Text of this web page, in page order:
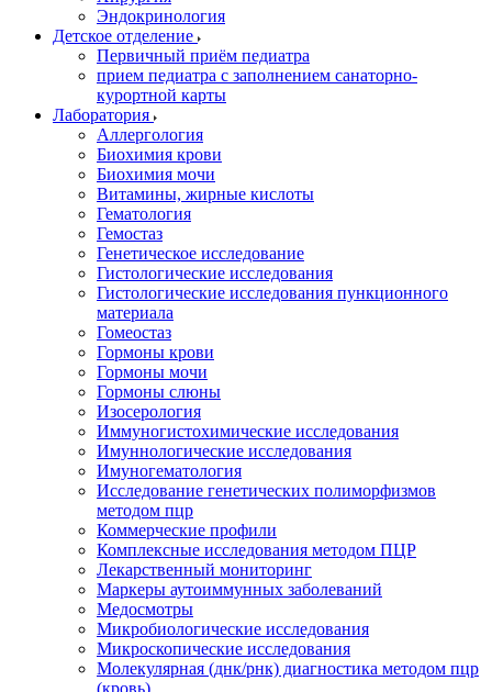
Эндокринология
Детское отделение
Первичный приём педиатра
прием педиатра с заполнением санаторно-
курортной карты
Лаборатория
Аллергология
Биохимия крови
Биохимия мочи
Витамины, жирные кислоты
Гематология
Гемостаз
Генетическое исследование
Гистологические исследования
Гистологические исследования пункционного
материала
Гомеостаз
Гормоны крови
Гормоны мочи
Гормоны слюны
Изосерология
Иммуногистохимические исследования
Имуннологические исследования
Имуногематология
Исследование генетических полиморфизмов
методом пцр
Коммерческие профили
Комплексные исследования методом ПЦР
Лекарственный мониторинг
Маркеры аутоиммунных заболеваний
Медосмотры
Микробиологические исследования
Микроскопические исследования
Молекулярная (днк/рнк) диагностика методом пцр
(кровь)